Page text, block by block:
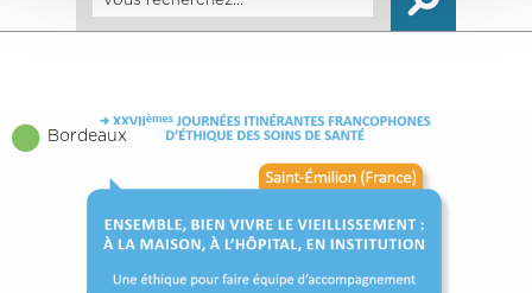
Bordeaux